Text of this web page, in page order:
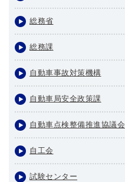
総務省
総務課
自動車事故対策機構
自動車局安全政策課
自動車点検整備推進協議会
自工会
試験センター